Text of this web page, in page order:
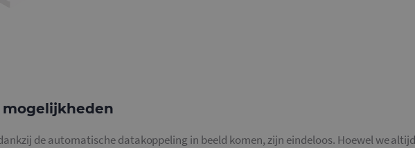
mogelijkheden
de automatische datakoppeling in beeld komen, zijn eindeloos. Hoewel we